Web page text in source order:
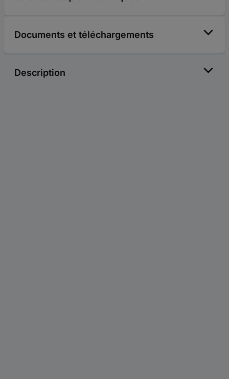
Documents et téléchargements
Description